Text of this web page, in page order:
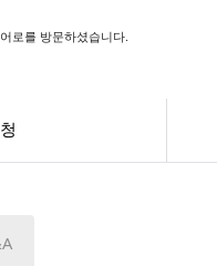
로를 방문하셨습니다.